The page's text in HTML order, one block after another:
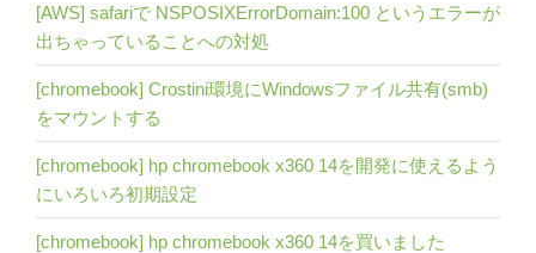
[AWS] safariで NSPOSIXErrorDomain:100 というエラーが
出ちゃっていることへの対処
[chromebook] Crostini環境にWindowsファイル共有(smb)
をマウントする
[chromebook] hp chromebook x360 14を開発に使えるよう
にいろいろ初期設定
[chromebook] hp chromebook x360 14を買いました